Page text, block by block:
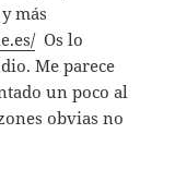
más
Os lo
Me parece
un poco al
obvias no